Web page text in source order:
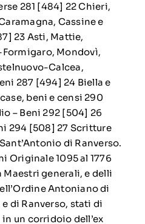
281 [484] 22 Chieri,
Cassine e
23 Asti, Mattie,
Mondovì,
Calcea,
287 [494] 24 Biella e
beni e censi 290
– Beni 292 [504] 26
294 [508] 27 Scritture
di Ranverso.
Originale 1095 al 1776
Maestri generali, e delli
Antoniano di
di Ranverso, stati di
un corridoio dell’ex